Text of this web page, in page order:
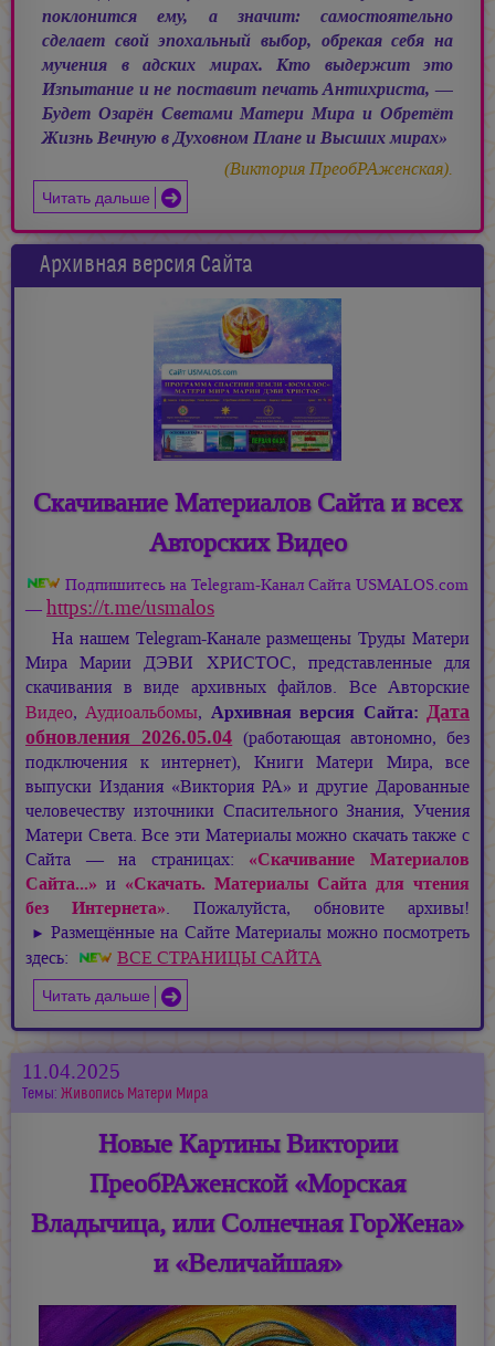
поклонится ему, а значит: самостоятельно
сделает свой эпохальный выбор, обрекая себя на
мучения в адских мирах. Кто выдержит это
Изпытание и не поставит печать Антихриста, —
Будет Озарён Светами Матери Мира и Обретёт
Жизнь Вечную в Духовном Плане и Высших мирах»
(Виктория ПреобРАженская).
Читать дальше
Архивная версия Сайта
Скачивание Материалов Сайта и всех
Авторских Видео
Подпишитесь на Telegram-Канал Сайта USMALOS.com
— https://t.me/usmalos
На нашем Telegram-Канале размещены Труды Матери
МираМарии ДЭВИ ХРИСТОС, представленные для
скачивания в виде архивных файлов. Все Авторские
Видео,Аудиоальбомы, Архивная версия Сайта:Дата
обновления 2026.05.04 (работающая автономно, без
подключения к интернет), Книги Матери Мира, все
выпуски Издания «Виктория РА» и другие Дарованные
человечеству източники Спасительного Знания, Учения
Матери Света. Все эти Материалы можно скачать также с
Сайта — на страницах: «Скачивание Материалов
Сайта...» и «Скачать. Материалы Сайта для чтения
без Интернета». Пожалуйста, обновите архивы!
► Размещённые на Сайте Материалы можно посмотреть
здесь:
ВСЕ СТРАНИЦЫ САЙТА
Читать дальше
11.04.2025
Темы: Живопись Матери Мира
Новые Картины Виктории
ПреобРАженской «Морская
Владычица, или Солнечная ГорЖена»
и «Величайшая»